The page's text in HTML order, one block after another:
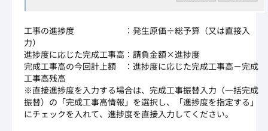
工事の進捗度 ：発生原価÷総予算（又は直接入
力）
進捗度に応じた完成工事高：請負金額×進捗度
完成工事高の今回計上額 ：進捗度に応じた完成工事高－完成
工事高残高
※直接進捗度を入力する場合は、完成工事振替入力（一括完成
振替）の「完成工事高情報」を選択し、「進捗度を指定する」
にチェックを入れて、進捗度を直接入力してください。